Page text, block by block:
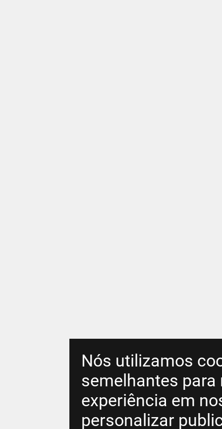
Nós utilizamos
semelhantes para
experiência em
personalizar